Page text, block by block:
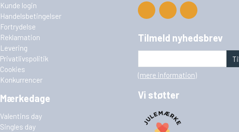
Kunde login
Handelsbetingelser
Fortrydelse
Reklamation
Levering
Privatlivspolitik
Cookies
Konkurrencer
Mærkedage
Valentins day
Singles day
Tilmeld nyhedsbrev
(mere information)
Vi støtter